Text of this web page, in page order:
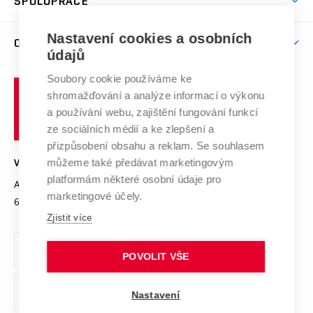
Brno
E-přihláška
Závěrečné práce
Doktorské studium
Studium bez bariér
Podpora podnikání
Mezinárodní vědecká rada
Systém zajišťování kvality výzkumu
Výzkumné infrastruktury
Transfer znalostí
Open Science
Projekty
Projekty ze strukturálních fondů
Specifický výzkum
Zahraniční spolupráce
Spolupráce se školami
Služby univerzity
Mezinárodní dohody
Univerzitní sítě
O UNIVERZITĚ
Profil univerzity
Udržitelná univerzita
Podnikavá univerzita / ContriBUTe
Bezpečná univerzita
Vyznamenání
Organizační struktura
Ochrana osobních údajů
odkaz)
učení
technické
VYSOKÉ UČENÍ TECHNICKÉ V BRNĚ
Antonínská 548/1
602 00 Brno
www.vut.cz
vut@vutbr.cz
Nastavení cookies a osobních
údajů
Soubory cookie používáme ke
shromažďování a analýze informací o výkonu
a používání webu, zajištění fungování funkcí
ze sociálních médií a ke zlepšení a
přizpůsobení obsahu a reklam. Se souhlasem
můžeme také předávat marketingovým
platformám některé osobní údaje pro
marketingové účely.
Zjistit více
POVOLIT VŠE
Nastavení